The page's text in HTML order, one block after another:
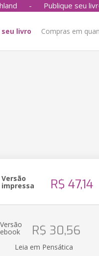
- Publique seu
livro Compras em
Versão
impressa R$ 47,14
Versão
ebook R$ 30,56
Leia em Pensática